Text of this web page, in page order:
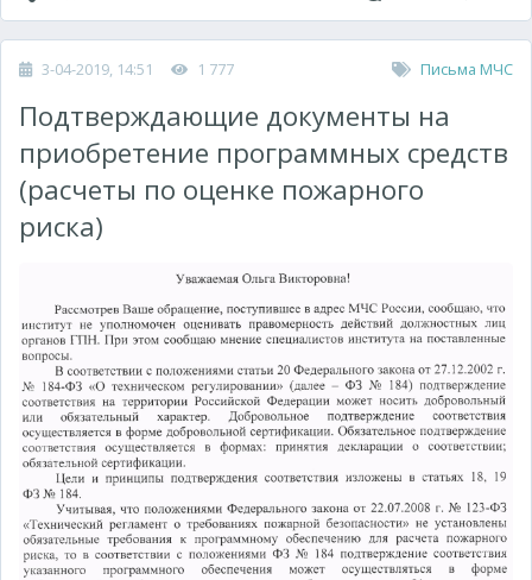
3-04-2019, 14:51 1 777 Письма МЧС
Подтверждающие документы на
приобретение программных средств
(расчеты по оценке пожарного
риска)